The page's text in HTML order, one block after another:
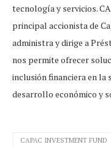
tecnología y servicios.
principal accionista de
administra y dirige a
nos permite ofrecer
inclusión financiera en la
desarrollo económico y
CAPAC INVESTMENT FUND